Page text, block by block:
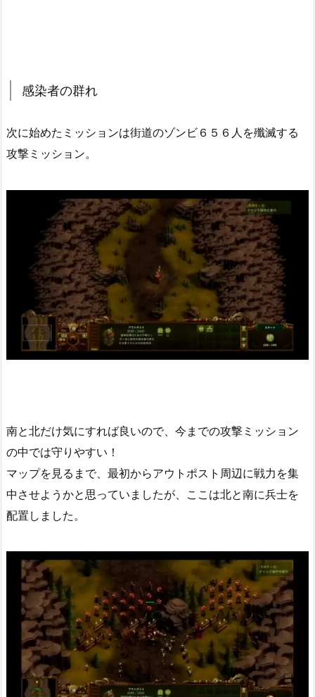
感染者の群れ
次に始めたミッションは街道のゾンビ６５６人を殲滅する
攻撃ミッション。
南と北だけ気にすれば良いので、今までの攻撃ミッション
の中では守りやすい！
マップを見るまで、最初からアウトポスト周辺に戦力を集
中させようかと思っていましたが、ここは北と南に兵士を
配置しました。